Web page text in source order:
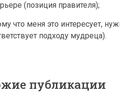
(позиция правителя);
что меня это интересует,
подходу мудреца).
публикации